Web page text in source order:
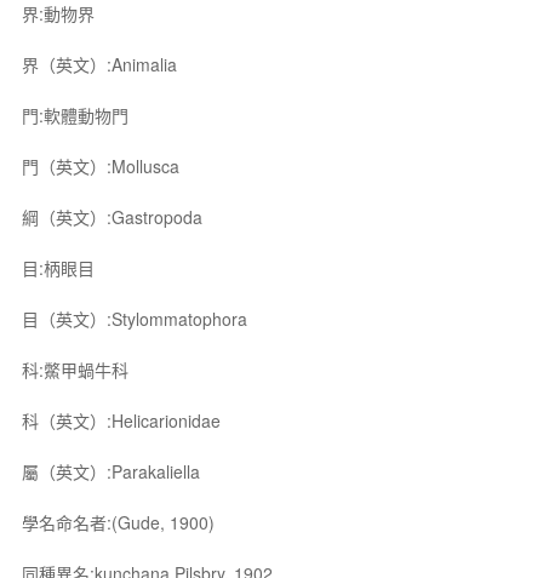
界:動物界
界（英文）:Animalia
門:軟體動物門
門（英文）:Mollusca
綱（英文）:Gastropoda
目:柄眼目
目（英文）:Stylommatophora
科:鱉甲蝸牛科
科（英文）:Helicarionidae
屬（英文）:Parakaliella
學名命名者:(Gude, 1900)
同種異名:kunchana Pilsbry, 1902